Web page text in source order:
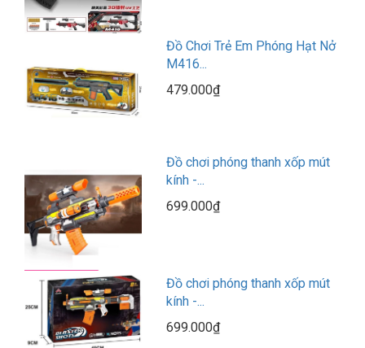
Đồ Chơi Trẻ Em Phóng Hạt Nở
M416...
479.000₫
Đồ chơi phóng thanh xốp mút
kính -...
699.000₫
Đồ chơi phóng thanh xốp mút
kính -...
699.000₫